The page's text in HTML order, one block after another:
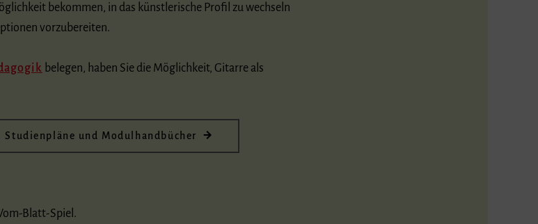
bekommen, in das künstlerische Profil zu wechseln
vorzubereiten.
belegen, haben Sie die Möglichkeit, Gitarre als
Studienpläne und Modulhandbücher
Blatt-Spiel.